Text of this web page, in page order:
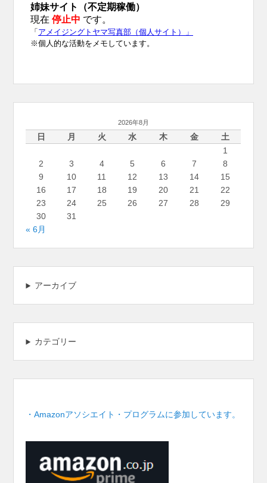
2026年8月
日 月 火 水 木 金
土
1
2
3 4 5 6 7
8
9
10 11 12 13 14
15
16
17 18 19 20 21
22
23
24 25 26 27 28
29
30
31
« 6月
アーカイブ
カテゴリー
・Amazonアソシエイト・プログラムに参加しています。